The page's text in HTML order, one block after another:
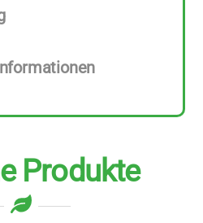
Produkte